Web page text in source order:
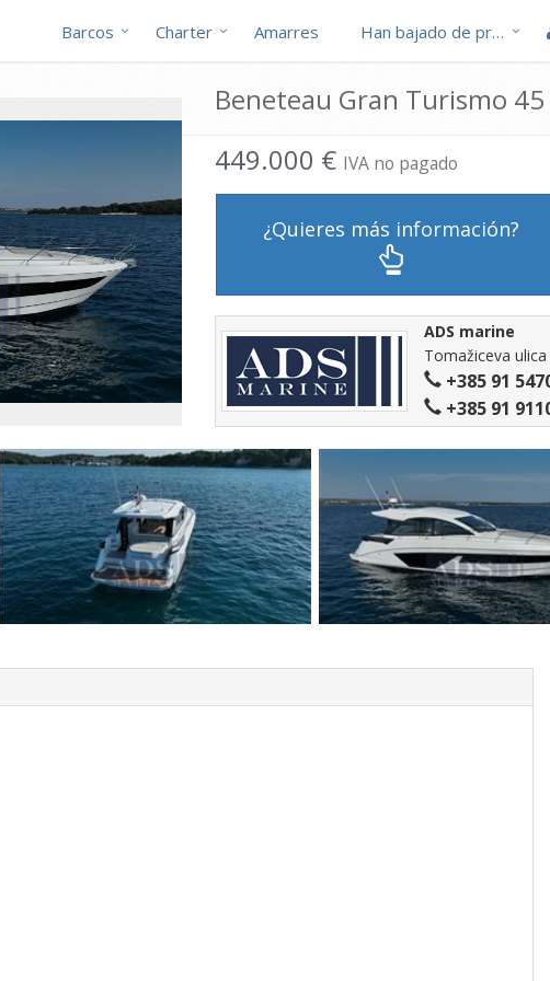
Barcos Charter Amarres Han bajado de precio
Beneteau Gran Turismo
449.000 € IVA no pagado
¿Quieres más información?
ADS marine
Tomažiceva
+385 91
+385 91